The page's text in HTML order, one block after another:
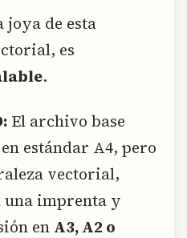
joya de esta
es
.
El archivo base
estándar A4, pero
vectorial,
una imprenta y
en A3, A2 o